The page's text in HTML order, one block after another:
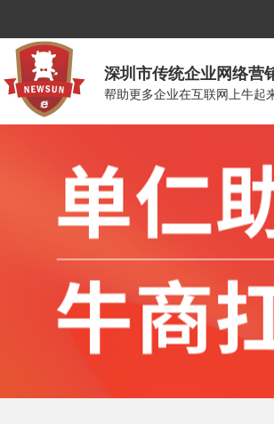
深圳市传统企业网络营
帮助更多企业在互联网上牛起